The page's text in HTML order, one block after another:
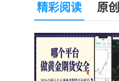
精彩阅读 原创